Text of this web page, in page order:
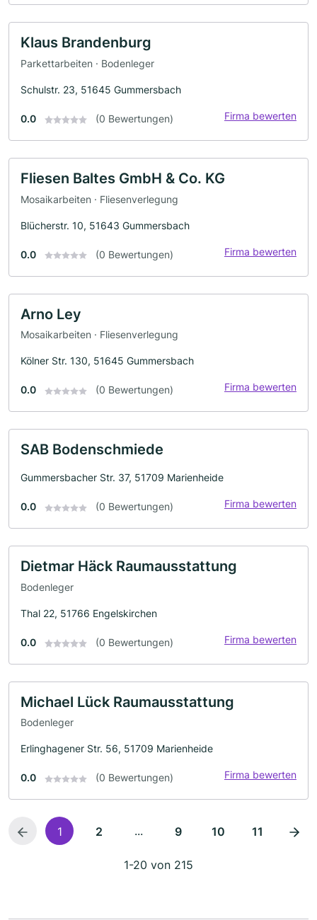
Klaus Brandenburg
Parkettarbeiten · Bodenleger
Schulstr. 23, 51645 Gummersbach
0.0 (0 Bewertungen) Firma bewerten
Fliesen Baltes GmbH & Co. KG
Mosaikarbeiten · Fliesenverlegung
Blücherstr. 10, 51643 Gummersbach
0.0 (0 Bewertungen) Firma bewerten
Arno Ley
Mosaikarbeiten · Fliesenverlegung
Kölner Str. 130, 51645 Gummersbach
0.0 (0 Bewertungen) Firma bewerten
SAB Bodenschmiede
Gummersbacher Str. 37, 51709 Marienheide
0.0 (0 Bewertungen) Firma bewerten
Dietmar Häck Raumausstattung
Bodenleger
Thal 22, 51766 Engelskirchen
0.0 (0 Bewertungen) Firma bewerten
Michael Lück Raumausstattung
Bodenleger
Erlinghagener Str. 56, 51709 Marienheide
0.0 (0 Bewertungen) Firma bewerten
1 2 ... 9 10 11
1-20 von 215